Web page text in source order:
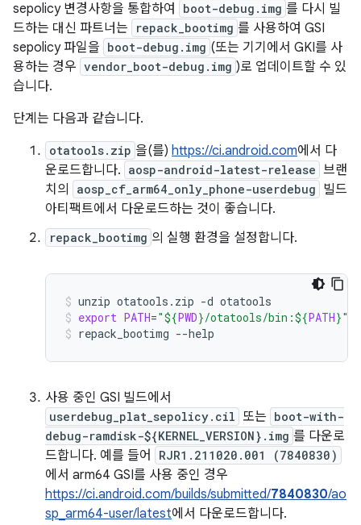
sepolicy 변경사항을 통합하여 boot-debug.img 를 다시 빌
드하는 대신 파트너는
repack_bootimg 를 사용하여 GSI
sepolicy 파일을 boot-debug.img (또는 기기에서 GKI를 사
용하는 경우 vendor_boot-debug.img )로 업데이트할 수 있
습니다.
단계는 다음과 같습니다.
otatools.zip 을(를) https://ci.android.com에서 다
운로드합니다. aosp-android-latest-release 브랜
치의
aosp_cf_arm64_only_phone-userdebug 빌드
아티팩트에서 다운로드하는 것이 좋습니다.
repack_bootimg 의 실행 환경을 설정합니다.
unzip otatools.zip -d otatools
export PATH="${PWD}/otatools/bin:${PATH}"
repack_bootimg --help
사용 중인 GSI 빌드에서
userdebug_plat_sepolicy.cil 또는 boot-with-
debug-ramdisk-${KERNEL_VERSION}.img 를 다운로
드합니다. 예를 들어
RJR1.211020.001 (7840830)
에서 arm64 GSI를 사용 중인 경우
https://ci.android.com/builds/submitted/7840830/ao
sp_arm64-user/latest에서 다운로드합니다.